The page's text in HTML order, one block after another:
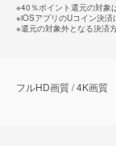
※40％ポイント還元の対象
※iOSアプリのUコイン決済
※還元の対象外となる決済
フルHD画質 / 4K画質